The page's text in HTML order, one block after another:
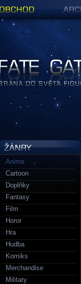
Anime
Cartoon
Doplňky
Fantasy
Film
Horor
Hra
Hudba
Komiks
Merchandise
Military
Figurky a sošky | Fate Gate